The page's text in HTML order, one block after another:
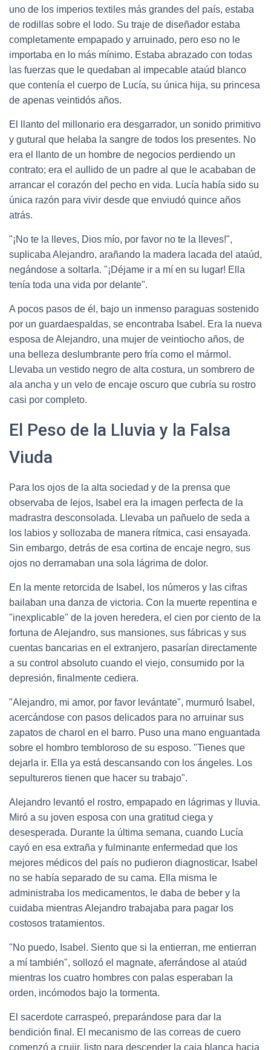
uno de los imperios textiles más grandes del país, estaba
de rodillas sobre el lodo. Su traje de diseñador estaba
completamente empapado y arruinado, pero eso no le
importaba en lo más mínimo. Estaba abrazado con todas
las fuerzas que le quedaban al impecable ataúd blanco
que contenía el cuerpo de Lucía, su única hija, su princesa
de apenas veintidós años.
El llanto del millonario era desgarrador, un sonido primitivo
y gutural que helaba la sangre de todos los presentes. No
era el llanto de un hombre de negocios perdiendo un
contrato; era el aullido de un padre al que le acababan de
arrancar el corazón del pecho en vida. Lucía había sido su
única razón para vivir desde que enviudó quince años
atrás.
"¡No te la lleves, Dios mío, por favor no te la lleves!",
suplicaba Alejandro, arañando la madera lacada del ataúd,
negándose a soltarla. "¡Déjame ir a mí en su lugar! Ella
tenía toda una vida por delante".
A pocos pasos de él, bajo un inmenso paraguas sostenido
por un guardaespaldas, se encontraba Isabel. Era la nueva
esposa de Alejandro, una mujer de veintiocho años, de
una belleza deslumbrante pero fría como el mármol.
Llevaba un vestido negro de alta costura, un sombrero de
ala ancha y un velo de encaje oscuro que cubría su rostro
casi por completo.
El Peso de la Lluvia y la Falsa
Viuda
Para los ojos de la alta sociedad y de la prensa que
observaba de lejos, Isabel era la imagen perfecta de la
madrastra desconsolada. Llevaba un pañuelo de seda a
los labios y sollozaba de manera rítmica, casi ensayada.
Sin embargo, detrás de esa cortina de encaje negro, sus
ojos no derramaban una sola lágrima de dolor.
En la mente retorcida de Isabel, los números y las cifras
bailaban una danza de victoria. Con la muerte repentina e
"inexplicable" de la joven heredera, el cien por ciento de la
fortuna de Alejandro, sus mansiones, sus fábricas y sus
cuentas bancarias en el extranjero, pasarían directamente
a su control absoluto cuando el viejo, consumido por la
depresión, finalmente cediera.
"Alejandro, mi amor, por favor levántate", murmuró Isabel,
acercándose con pasos delicados para no arruinar sus
zapatos de charol en el barro. Puso una mano enguantada
sobre el hombro tembloroso de su esposo. "Tienes que
dejarla ir. Ella ya está descansando con los ángeles. Los
sepultureros tienen que hacer su trabajo".
Alejandro levantó el rostro, empapado en lágrimas y lluvia.
Miró a su joven esposa con una gratitud ciega y
desesperada. Durante la última semana, cuando Lucía
cayó en esa extraña y fulminante enfermedad que los
mejores médicos del país no pudieron diagnosticar, Isabel
no se había separado de su cama. Ella misma le
administraba los medicamentos, le daba de beber y la
cuidaba mientras Alejandro trabajaba para pagar los
costosos tratamientos.
"No puedo, Isabel. Siento que si la entierran, me entierran
a mí también", sollozó el magnate, aferrándose al ataúd
mientras los cuatro hombres con palas esperaban la
orden, incómodos bajo la tormenta.
El sacerdote carraspeó, preparándose para dar la
bendición final. El mecanismo de las correas de cuero
comenzó a crujir, listo para descender la caja blanca hacia